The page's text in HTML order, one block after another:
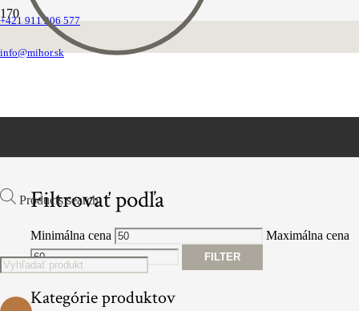
+421 911 206 577
info@mihor.sk
Products search
Opasky
Filtrovať podľa
Minimálna cena Maximálna cena
FILTER
Kategórie produktov